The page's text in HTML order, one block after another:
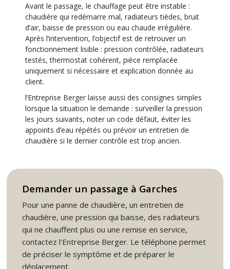
Avant le passage, le chauffage peut être instable :
chaudière qui redémarre mal, radiateurs tièdes, bruit
d’air, baisse de pression ou eau chaude irrégulière.
Après l’intervention, l’objectif est de retrouver un
fonctionnement lisible : pression contrôlée, radiateurs
testés, thermostat cohérent, pièce remplacée
uniquement si nécessaire et explication donnée au
client.
l’Entreprise Berger laisse aussi des consignes simples
lorsque la situation le demande : surveiller la pression
les jours suivants, noter un code défaut, éviter les
appoints d’eau répétés ou prévoir un entretien de
chaudière si le dernier contrôle est trop ancien.
Demander un passage à Garches
Pour une panne de chaudière, un entretien de
chaudière, une pression qui baisse, des radiateurs
qui ne chauffent plus ou une remise en service,
contactez l’Entreprise Berger. Le téléphone permet
de préciser le symptôme et de préparer le
déplacement.